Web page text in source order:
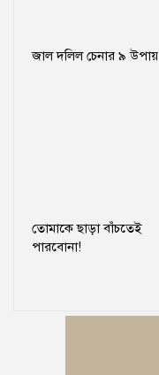
জাল দলিল চেনার ৯ উপায়
তোমাকে ছাড়া বাঁচতেই
পারবোনা!